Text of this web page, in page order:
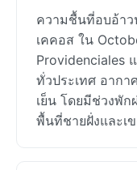
ความชื้นที่อบอ้าว
เคคอส ใน
Providenciales
ทั่วประเทศ อาก
เย็น โดยมีช่วงพัก
พื้นที่ชายฝั่งและเ